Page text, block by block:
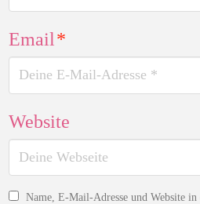
Email*
Website
Name, E-Mail-Adresse und Website